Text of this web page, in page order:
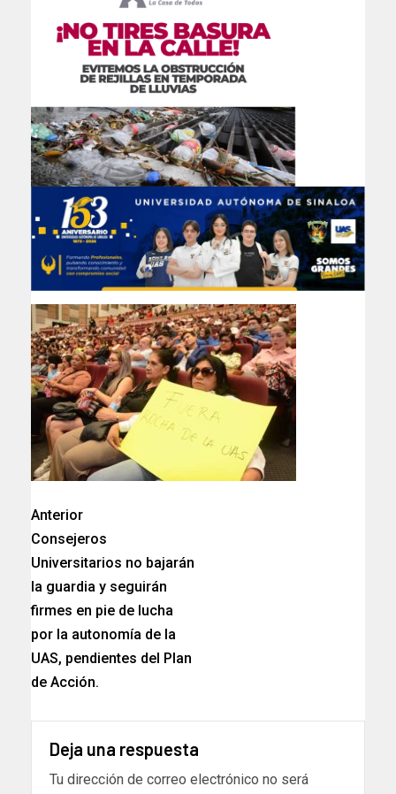
Anterior
Consejeros
Universitarios no bajarán
la guardia y seguirán
firmes en pie de lucha
por la autonomía de la
UAS, pendientes del Plan
de Acción.
Deja una respuesta
Tu dirección de correo electrónico no será